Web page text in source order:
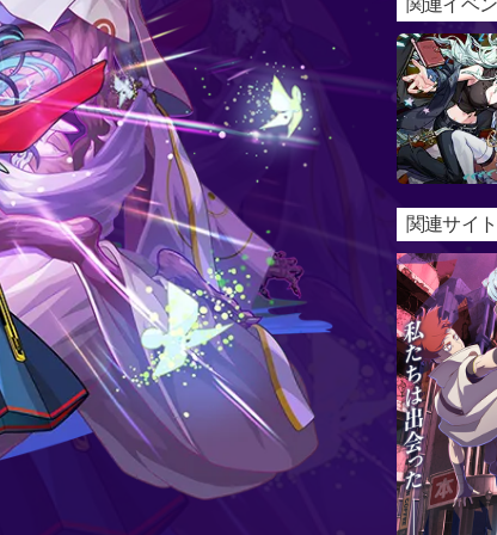
関連イベ
関連サイト